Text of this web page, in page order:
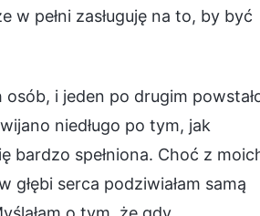
w pełni zasługuję na to, by być
osób, i jeden po drugim
niedługo po tym, jak
bardzo spełniona. Choć z
serca podziwiałam samą